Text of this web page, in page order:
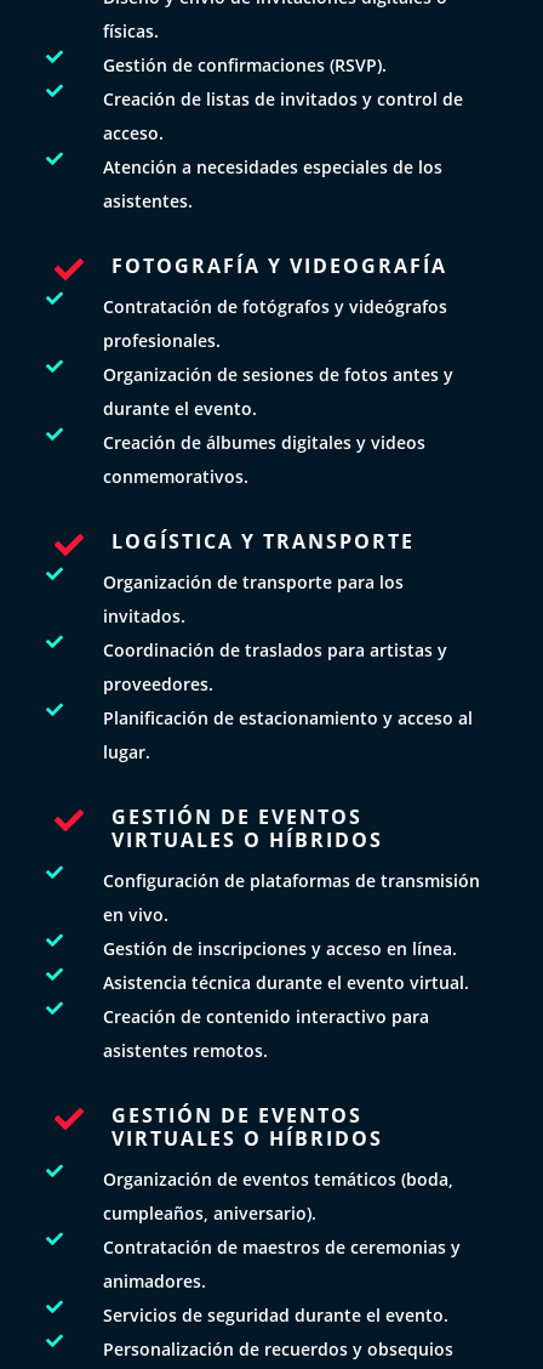
físicas.
 Gestión de confirmaciones (RSVP).

Creación de listas de invitados y control de
acceso.

Atención a necesidades especiales de los
asistentes.
 FOTOGRAFÍA Y VIDEOGRAFÍA

Contratación de fotógrafos y videógrafos
profesionales.

Organización de sesiones de fotos antes y
durante el evento.

Creación de álbumes digitales y videos
conmemorativos.
 LOGÍSTICA Y TRANSPORTE

Organización de transporte para los
invitados.

Coordinación de traslados para artistas y
proveedores.

Planificación de estacionamiento y acceso al
lugar.

GESTIÓN DE EVENTOS
VIRTUALES O HÍBRIDOS

Configuración de plataformas de transmisión
en vivo.
 Gestión de inscripciones y acceso en línea.
 Asistencia técnica durante el evento virtual.

Creación de contenido interactivo para
asistentes remotos.

GESTIÓN DE EVENTOS
VIRTUALES O HÍBRIDOS

Organización de eventos temáticos (boda,
cumpleaños, aniversario).

Contratación de maestros de ceremonias y
animadores.
 Servicios de seguridad durante el evento.

Personalización de recuerdos y obsequios